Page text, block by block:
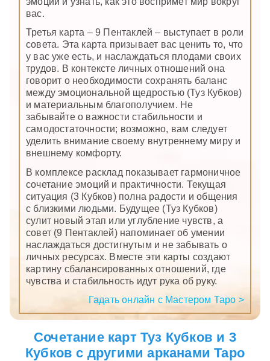
вас.
Третья карта – 9 Пентаклей – выступает в роли
совета. Эта карта призывает вас ценить то, что
у вас уже есть, и наслаждаться плодами своих
трудов. В контексте личных отношений она
говорит о необходимости сохранять баланс
между эмоциональной щедростью (Туз Кубков)
и материальным благополучием. Не
забывайте о важности стабильности и
самодостаточности; возможно, вам следует
уделить внимание своему внутреннему миру и
внешнему комфорту.
В комплексе расклад показывает гармоничное
сочетание эмоций и практичности. Текущая
ситуация (3 Кубков) полна радости и общения
с близкими людьми. Будущее (Туз Кубков)
сулит новый этап или углубление чувств, а
совет (9 Пентаклей) напоминает об умении
наслаждаться достигнутым и не забывать о
личных ресурсах. Вместе эти карты создают
картину сбалансированных отношений, где
чувства и стабильность идут рука об руку.
Гадать онлайн с Мастером Таро >
Сочетание карт Туз Кубков и 3
Кубков с другими арканами Таро